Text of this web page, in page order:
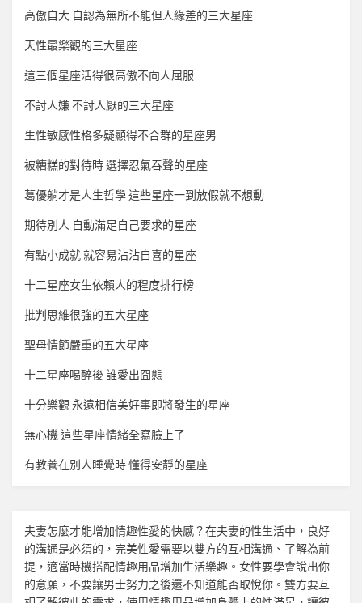
高傲自大 自認為無所不能但人緣差的三大星座
天性最樂觀的三大星座
這三個星座活得很高傲不向人屈服
不討人嫌 不討人厭的三大星座
生性敏感性格多疑顯得不合群的星座男
被糟糕的對待時 選擇忍氣吞聲的星座
葛優躺才是人生哲學 這些星座一到放假就不想動
期待別人 自動滿足自己要求的星座
有點小成就 就容易沾沾自喜的星座
十二星座女生依賴人的程度排行榜
批判思維很強的五大星座
聖母情節嚴重的五大星座
十二星座喝醉後 誰愛出囧態
十分樂觀 永遠相信美好事即將發生的星座
無心機 這些星座情緒全寫臉上了
有教養在別人睡覺時 懂得安靜的星座
夫妻怎麼才能增加情趣性愛的快感？在夫妻的性生活中，良好
的溝通是必須的，完美性愛需要以雙方的互相溝通、了解為前
提，適當時機搭配情趣用品增加生活樂趣。女性要學會說出你
的意願，不要讓男士努力之後還不知道能否取悅你。雙方要互